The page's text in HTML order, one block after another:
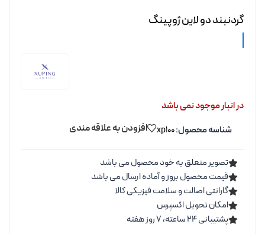
گردنبند دو لاین ژوپینگ
در انبار موجود نمی باشد
شناسه محصول:xp100 افزودن به علاقه مندی
تصویر متعلق به خود محصول می باشد
قیمت محصول بروز و آماده ارسال می باشد
گارانتی اصالت و سلامت فیزیکی کالا
امکان تحویل اکسپرس
پشتیبانی ۲۴ ساعته، ۷ روز هفته